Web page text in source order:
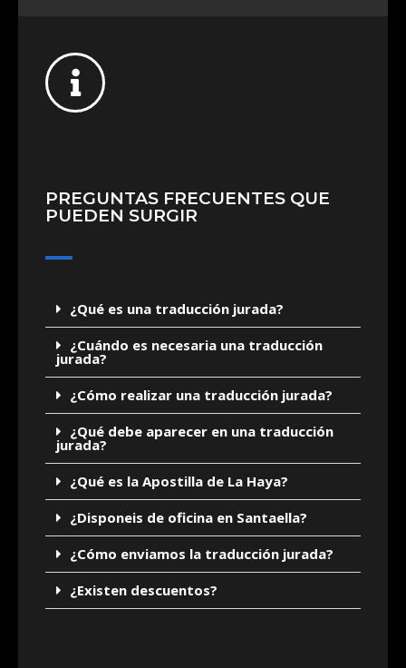
PREGUNTAS FRECUENTES QUE
PUEDEN SURGIR
¿Qué es una traducción jurada?
¿Cuándo es necesaria una traducción
jurada?
¿Cómo realizar una traducción jurada?
¿Qué debe aparecer en una traducción
jurada?
¿Qué es la Apostilla de La Haya?
¿Disponeis de oficina en Santaella?
¿Cómo enviamos la traducción jurada?
¿Existen descuentos?